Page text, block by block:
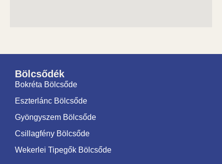
Bölcsődék
Bokréta Bölcsőde
Eszterlánc Bölcsőde
Gyöngyszem Bölcsőde
Csillagfény Bölcsőde
Wekerlei Tipegők Bölcsőde